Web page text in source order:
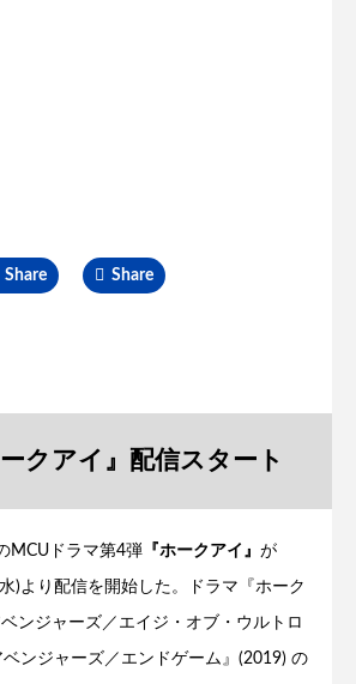
Share Share
クアイ』配信スタート
MCUドラマ第4弾 『ホークアイ』 が
)より配信を開始した。ドラマ『ホーク
ンジャーズ／エイジ・オブ・ウルトロ
ンジャーズ／エンドゲーム』(2019) の